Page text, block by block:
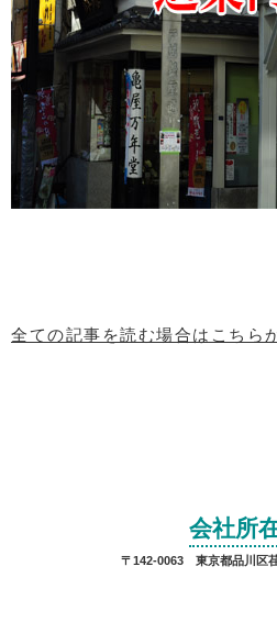
全ての記事を読む場合はこちら
会社所
〒142-0063 東京都品川区